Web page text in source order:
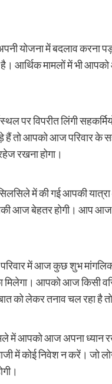
योजना में बदलाव
आर्थिक मामलों में भी
पर विपरीत लिंगी
तो आपको आज परिवार के
रखना होगा।
में की गई आपकी
आज बेहतर होगी। आप आज
में आज कुछ शुभ मांगलिक
आपको आज किसी
को लेकर तनाव चल रहा है
आपको आज अपना ध्यान
में कोई निवेश न करें। जो